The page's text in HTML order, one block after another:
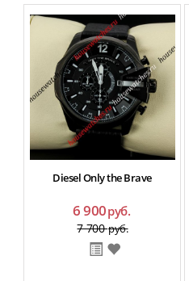
Diesel Only the Brave
6 900руб.
7 700руб.